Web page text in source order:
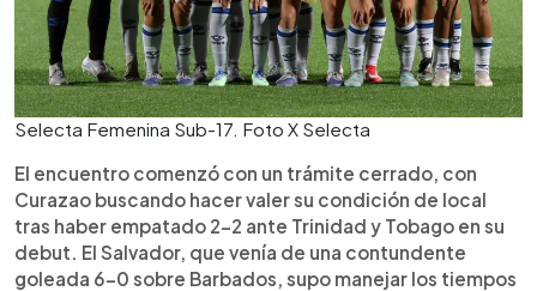
Selecta Femenina Sub-17. Foto X Selecta
El encuentro comenzó con un trámite cerrado, con
Curazao buscando hacer valer su condición de local
tras haber empatado 2-2 ante Trinidad y Tobago en su
debut. El Salvador, que venía de una contundente
goleada 6-0 sobre Barbados, supo manejar los tiempos